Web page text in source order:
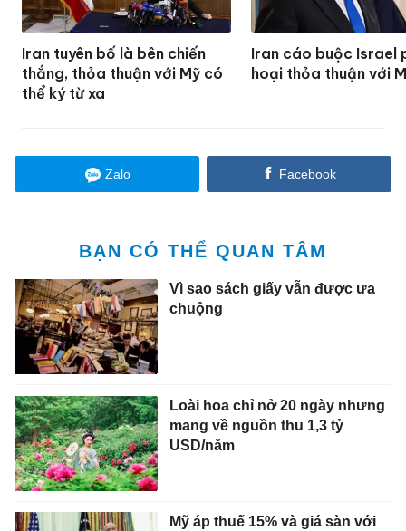
Iran tuyên bố là bên chiến
thắng, thỏa thuận với Mỹ có
thể ký từ xa
Iran cáo buộc Israel
hoại thỏa thuận với
Zalo Facebook
BẠN CÓ THỂ QUAN TÂM
Vì sao sách giấy vẫn được ưa
chuộng
Loài hoa chỉ nở 20 ngày nhưng
mang về nguồn thu 1,3 tỷ
USD/năm
Mỹ áp thuế 15% và giá sàn với